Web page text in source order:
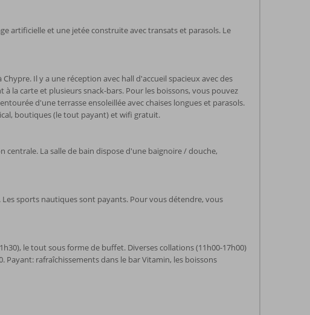
artificielle et une jetée construite avec transats et parasols. Le
Il y a une réception avec hall d'accueil spacieux avec des
la carte et plusieurs snack-bars. Pour les boissons, vous pouvez
d'une terrasse ensoleillée avec chaises longues et parasols.
boutiques (le tout payant) et wifi gratuit.
La salle de bain dispose d'une baignoire / douche,
sports nautiques sont payants. Pour vous détendre, vous
le tout sous forme de buffet. Diverses collations (11h00-17h00)
Payant: rafraîchissements dans le bar Vitamin, les boissons